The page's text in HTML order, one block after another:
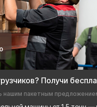
Получи
нашим пакетным